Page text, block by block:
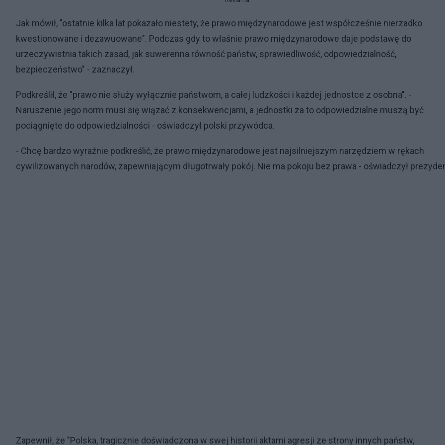
Jak mówił, "ostatnie kilka lat pokazało niestety, że prawo międzynarodowe jest współcześnie nierzadko
kwestionowane i dezawuowane". Podczas gdy to właśnie prawo międzynarodowe daje podstawę do
urzeczywistnia takich zasad, jak suwerenna równość państw, sprawiedliwość, odpowiedzialność,
bezpieczeństwo" - zaznaczył.
Podkreślił, że "prawo nie służy wyłącznie państwom, a całej ludzkości i każdej jednostce z osobna". -
Naruszenie jego norm musi się wiązać z konsekwencjami, a jednostki za to odpowiedzialne muszą być
pociągnięte do odpowiedzialności - oświadczył polski przywódca.
- Chcę bardzo wyraźnie podkreślić, że prawo międzynarodowe jest najsilniejszym narzędziem w rękach
cywilizowanych narodów, zapewniającym długotrwały pokój. Nie ma pokoju bez prawa - oświadczył
Zapewnił, że "Polska, tragicznie doświadczona w swej historii aktami agresji ze strony innych państw,